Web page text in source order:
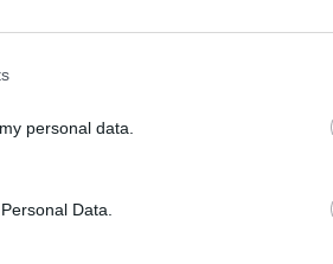
personal data.
Data.
ξερίζωσε την καρδιά της
είχε σκοτώσει δύο
στο Μεσολόγγι - Τα
με τον 51χρονο